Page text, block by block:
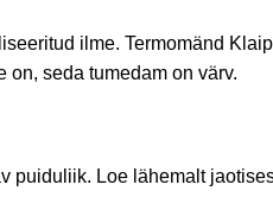
ilme. Termomänd
on, seda tumedam on värv.
Loe lähemalt